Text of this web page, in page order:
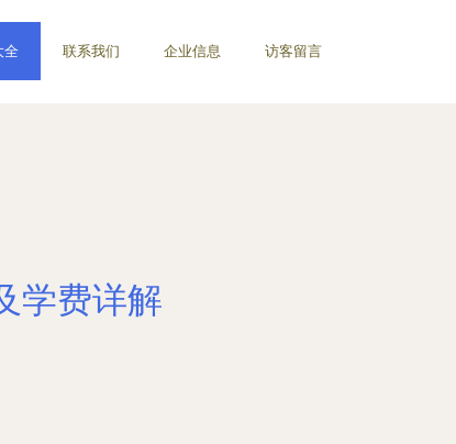
全 联系我们 企业信息 访客留言
学费详解